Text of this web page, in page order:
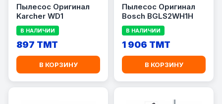
Пылесос Оригинал
Karcher WD1
В НАЛИЧИИ
897 TMT
В КОРЗИНУ
Пылесос Оригинал
Bosch BGLS2WH1H
В НАЛИЧИИ
1 906 TMT
В КОРЗИНУ